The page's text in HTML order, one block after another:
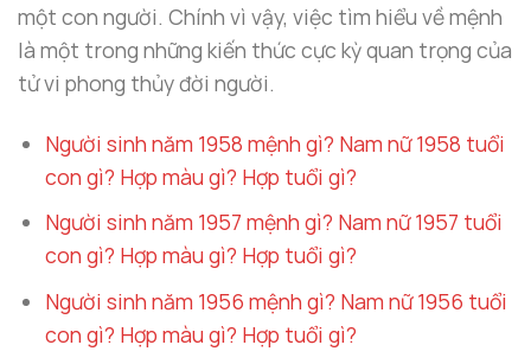
một con người. Chính vì vậy, việc tìm hiểu về mệnh
là một trong những kiến thức cực kỳ quan trọng của
tử vi phong thủy đời người.
Người sinh năm 1958 mệnh gì? Nam nữ 1958 tuổi
con gì? Hợp màu gì? Hợp tuổi gì?
Người sinh năm 1957 mệnh gì? Nam nữ 1957 tuổi
con gì? Hợp màu gì? Hợp tuổi gì?
Người sinh năm 1956 mệnh gì? Nam nữ 1956 tuổi
con gì? Hợp màu gì? Hợp tuổi gì?